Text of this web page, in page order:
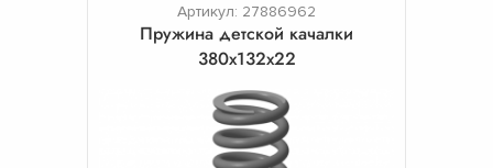
Артикул: 27886962
Пружина детской качалки
380х132х22